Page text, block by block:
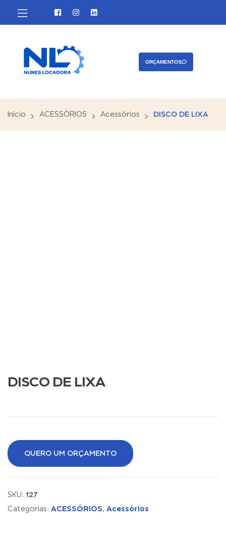
ORÇAMENTOS
Início ACESSÓRIOS Acessórios DISCO DE LIXA
DISCO DE LIXA
QUERO UM ORÇAMENTO
SKU: 127
Categorias: ACESSÓRIOS, Acessórios